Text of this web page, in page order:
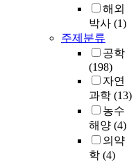
해외
박사 (1)
주제분류
공학
(198)
자연
과학 (13)
농수
해양 (4)
의약
학 (4)